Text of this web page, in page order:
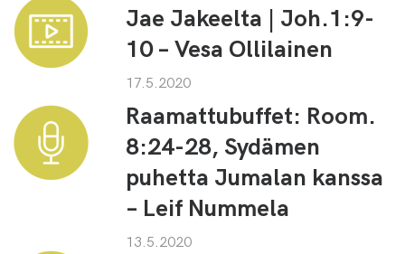
Jae Jakeelta | Joh.1:9-
10 – Vesa Ollilainen
17.5.2020
Raamattubuffet: Room.
8:24-28, Sydämen
puhetta Jumalan kanssa
– Leif Nummela
13.5.2020